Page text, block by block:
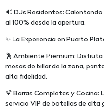
🔊 DJs Residentes:
al 100% desde la apertura.
✨ La Experiencia en Puerto
🕺 Ambiente Premium:
mesas de billar de la zona,
alta fidelidad.
🍹 Barras Completas y Cocina:
servicio VIP de botellas de alta